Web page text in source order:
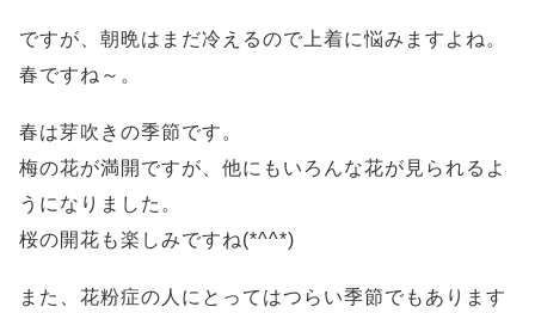
ですが、朝晩はまだ冷えるので上着に悩みますよね。
春ですね～。
春は芽吹きの季節です。
梅の花が満開ですが、他にもいろんな花が見られるよ
うになりました。
桜の開花も楽しみですね(*^^*)
また、花粉症の人にとってはつらい季節でもあります